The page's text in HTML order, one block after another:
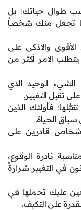
طوال حياتك؛ بل
تجعل منك شخصاً
والأذكى على
الأمر أكثر من
الوحيد الذي
تقبل التغيير.
فأولئك الذين
الحياة.
قادرين على
نادرة الوقوع،
في التغيير شرارةً
عليك تحملها في
على التكيف.